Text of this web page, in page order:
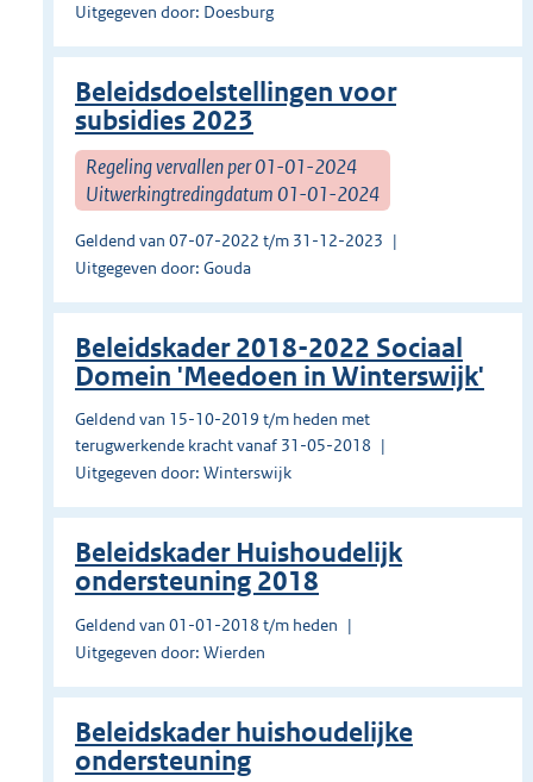
Uitgegeven door: Doesburg
Beleidsdoelstellingen voor
subsidies 2023
Regeling vervallen per 01-01-2024
Uitwerkingtredingdatum 01-01-2024
Geldend van 07-07-2022 t/m 31-12-2023
Uitgegeven door: Gouda
Beleidskader 2018-2022 Sociaal
Domein 'Meedoen in Winterswijk'
Geldend van 15-10-2019 t/m heden met
terugwerkende kracht vanaf 31-05-2018
Uitgegeven door: Winterswijk
Beleidskader Huishoudelijk
ondersteuning 2018
Geldend van 01-01-2018 t/m heden
Uitgegeven door: Wierden
Beleidskader huishoudelijke
ondersteuning